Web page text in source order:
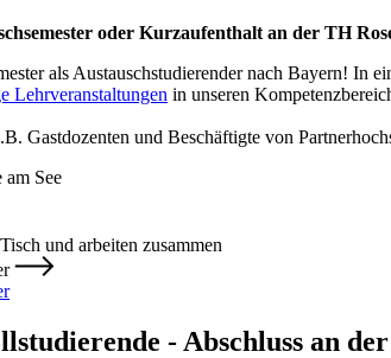
oder Kurzaufenthalt an der TH
als Austauschstudierender nach Bayern! In
Lehrveranstaltungen in unseren
Gastdozenten und Beschäftigte von
- Abschluss an